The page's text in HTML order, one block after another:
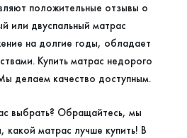
положительные отзывы о
или двуспальный матрас
на долгие годы, обладает
Купить матрас недорого
делаем качество доступным.
выбрать? Обращайтесь, мы
матрас лучше купить! В